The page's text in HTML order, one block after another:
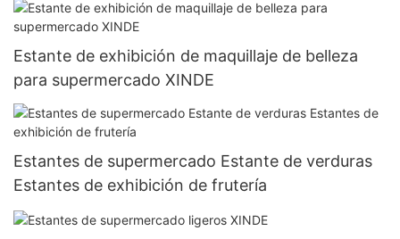
Estante de exhibición de maquillaje de belleza
para supermercado XINDE
Estantes de supermercado Estante de verduras
Estantes de exhibición de frutería